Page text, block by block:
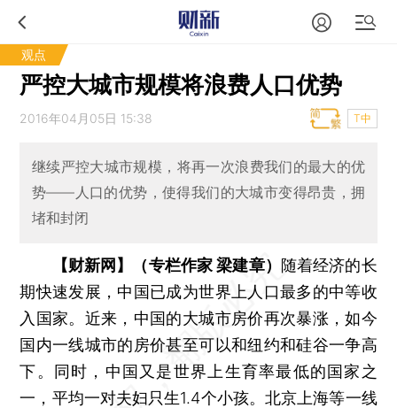
观点
严控大城市规模将浪费人口优势
2016年04月05日 15:38 T中
继续严控大城市规模，将再一次浪费我们的最大的优
势――人口的优势，使得我们的大城市变得昂贵，拥
堵和封闭
【财新网】（专栏作家 梁建章） 随着经济的长
期快速发展，中国已成为世界上人口最多的中等收
入国家。近来，中国的大城市房价再次暴涨，如今
国内一线城市的房价甚至可以和纽约和硅谷一争高
下。同时，中国又是世界上生育率最低的国家之
一，平均一对夫妇只生1.4个小孩。北京上海等一线